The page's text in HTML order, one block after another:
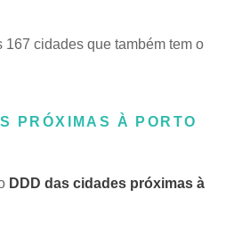
167 cidades que também tem o
PRÓXIMAS À PORTO
DDD das cidades próximas à